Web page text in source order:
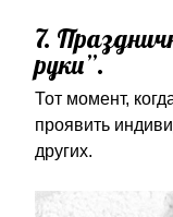
7.
руки”.
Тот момент,
проявить
других.